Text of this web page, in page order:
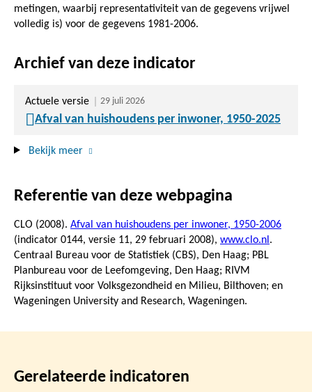
metingen, waarbij representativiteit van de gegevens vrijwel
volledig is) voor de gegevens 1981-2006.
Archief van deze indicator
Actuele versie 29 juli 2026
Afval van huishoudens per inwoner, 1950-2025
Bekijk meer
Referentie van deze webpagina
CLO (2008). Afval van huishoudens per inwoner, 1950-2006
(indicator 0144, versie 11, 29 februari 2008), www.clo.nl .
Centraal Bureau voor de Statistiek (CBS), Den Haag; PBL
Planbureau voor de Leefomgeving, Den Haag; RIVM
Rijksinstituut voor Volksgezondheid en Milieu, Bilthoven; en
Wageningen University and Research, Wageningen.
Gerelateerde indicatoren